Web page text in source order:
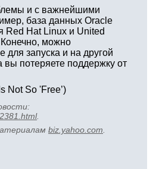
и с важнейшими
база данных Oracle
Red Hat Linux и United
Конечно, можно
для запуска и на другой
вы потеряете поддержку от
Not So 'Free’)
.
biz.yahoo.com